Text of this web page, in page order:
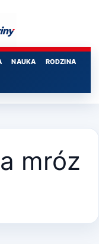
NAUKA RODZINA
mróz